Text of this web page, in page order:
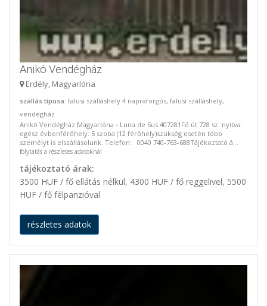
Anikó Vendégház
Erdély, Magyarlóna
szállás típusa: falusi szálláshely 4 napraforgós, falusi szálláshely,
vendégház
Anikó Vendégház Magyarlóna - Luna de Sus 407281Fő út 728 sz. nyitva:
egész évbenférőhely: 5 szoba (12 férőhely)szükség esetén több
személyt is elszállásolunk. Telefon: 0040 740-763-688Tájékoztató á...
folytatás a részletes adatoknál
tájékoztató árak:
3500 HUF / fő ellátás nélkül, 4300 HUF / fő reggelivel, 5500
HUF / fő félpanzióval
részletes adatok